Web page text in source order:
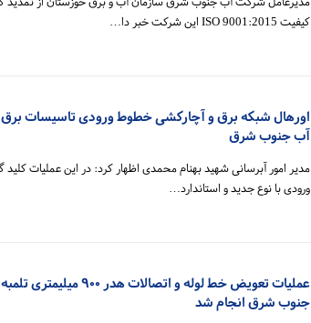
کیفیت ISO 9001:2015 این شرکت خبر دا…
اورهال شبکه برق و آچارکشی خطوط ورودی تاسیسات
آب جنوب شرق
مدیر امور آبرسانی شهید بهنام محمدی اظهار کرد: در این عملیات
ورودی با نوع جدید و استاندارد…
عملیات تعویض خط لوله و
جنوب شرق انجام شد